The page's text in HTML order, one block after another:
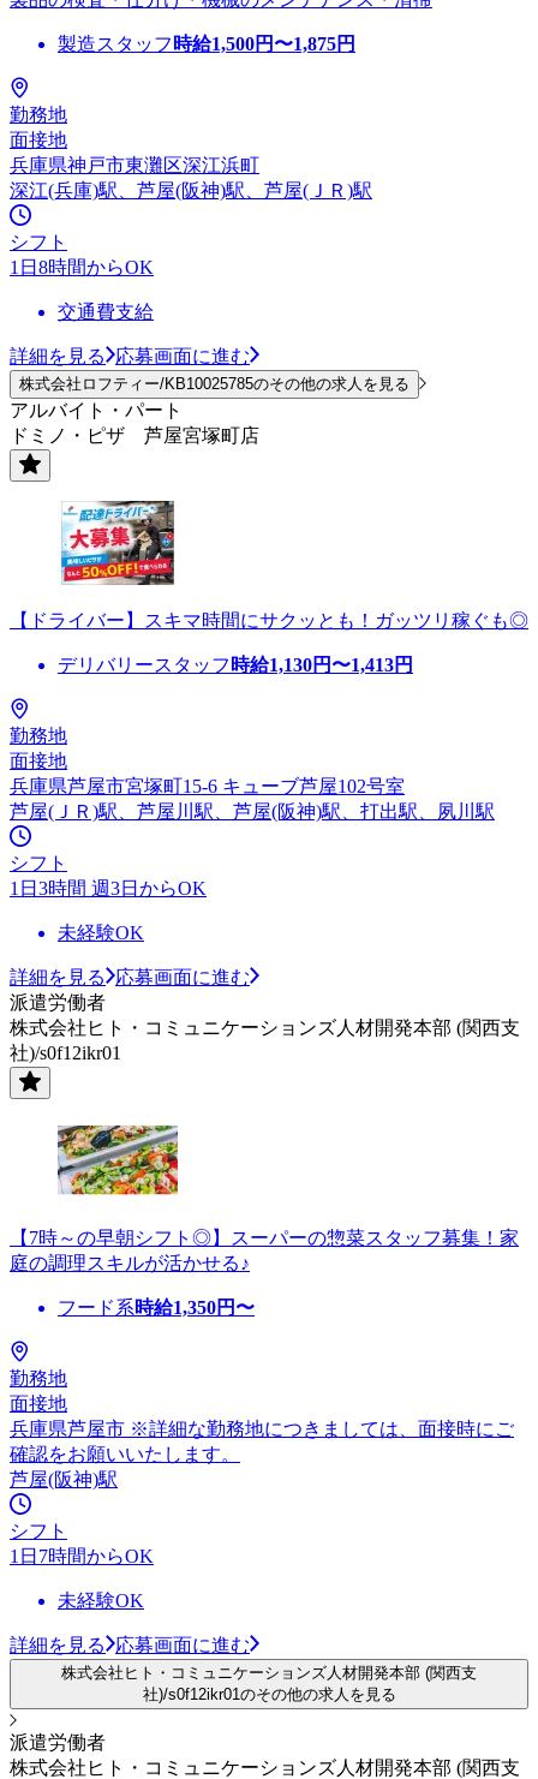
製造スタッフ 時給1,500円〜1,875円
勤務地
面接地
兵庫県神戸市東灘区深江浜町
深江(兵庫)駅、芦屋(阪神)駅、芦屋(ＪＲ)駅
シフト
1日8時間からOK
交通費支給
詳細を見る 応募画面に進む
株式会社ロフティー/KB10025785のその他の求人を見る
アルバイト・パート
ドミノ・ピザ 芦屋宮塚町店
【ドライバー】スキマ時間にサクッとも！ガッツリ稼ぐも◎
デリバリースタッフ 時給1,130円〜1,413円
勤務地
面接地
兵庫県芦屋市宮塚町15-6 キューブ芦屋102号室
芦屋(ＪＲ)駅、芦屋川駅、芦屋(阪神)駅、打出駅、夙川駅
シフト
1日3時間 週3日からOK
未経験OK
詳細を見る
応募画面に進む
派遣労働者
株式会社ヒト・コミュニケーションズ人材開発本部 (関西支
社)/s0f12ikr01
【7時～の早朝シフト◎】スーパーの惣菜スタッフ募集！家
庭の調理スキルが活かせる♪
フード系時給1,350円〜
勤務地
面接地
兵庫県芦屋市 ※詳細な勤務地につきましては、面接時にご
確認をお願いいたします。
芦屋(阪神)駅
シフト
1日7時間からOK
未経験OK
詳細を見る 応募画面に進む
株式会社ヒト・コミュニケーションズ人材開発本部 (関西支
社)/s0f12ikr01のその他の求人を見る
派遣労働者
株式会社ヒト・コミュニケーションズ人材開発本部 (関西支